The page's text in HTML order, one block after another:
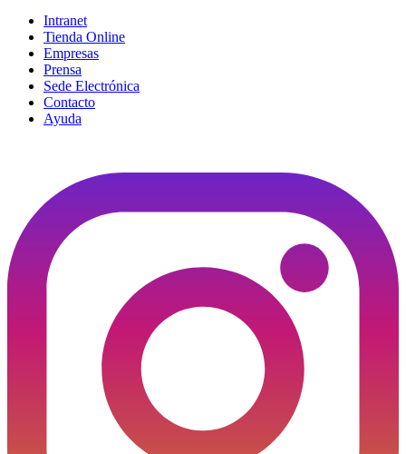
Intranet
Tienda Online
Empresas
Prensa
Sede Electrónica
Contacto
Ayuda